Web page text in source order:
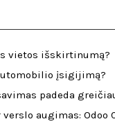
vietos išskirtinumą?
įsigijimą?
padeda
augimas: